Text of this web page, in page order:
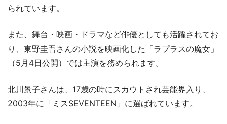
られています。
また、舞台・映画・ドラマなど俳優としても活躍されてお
り、東野圭吾さんの小説を映画化した「ラプラスの魔女」
（5月4日公開）では主演を務められます。
北川景子さんは、17歳の時にスカウトされ芸能界入り、
2003年に「ミスSEVENTEEN」に選ばれています。